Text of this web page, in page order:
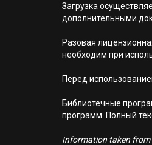
Загрузка
дополнительными
Разовая
необходим при
Перед
Библиотечные
программ. Полный
Information taken from